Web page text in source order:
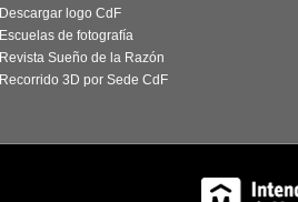
Descargar logo CdF
Escuelas de fotografía
Revista Sueño de la Razón
Recorrido 3D por Sede CdF